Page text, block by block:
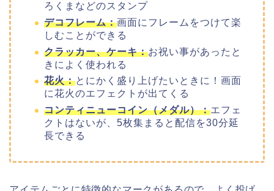
ろくまなどのスタンプ
デコフレーム：画面にフレームをつけて楽
しむことができる
クラッカー、ケーキ：お祝い事があったと
きによく使われる
花火：とにかく盛り上げたいときに！画面
に花火のエフェクトが出てくる
コンティニューコイン（メダル）：エフェ
クトはないが、5枚集まると配信を30分延
長できる